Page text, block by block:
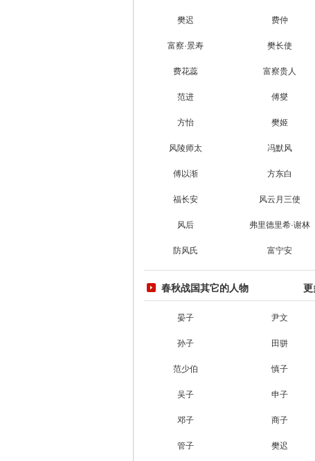
樊迟 费仲
富察·景寿 樊长使
费花蕊 富察贵人
范进 傅燮
方怡 樊姬
风陵师太 冯默风
傅以渐 方东白
福长安 风云月三使
风后 弗里德里希·谢林
防风氏 富宁安
春秋战国其它的人物 更
晏子 尹文
孙子 田骈
范少伯 慎子
吴子 申子
邓子 商子
管子 樊迟